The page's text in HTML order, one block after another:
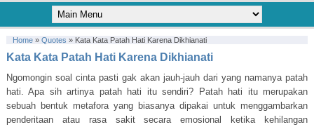
Home» Quotes » Kata Kata Patah Hati Karena Dikhianati
Kata Kata Patah Hati Karena Dikhianati
Ngomongin soal cinta pasti gak akan jauh-jauh dari yang namanya patah
hati. Apa sih artinya patah hati itu sendiri? Patah hati itu merupakan
sebuah bentuk metafora yang biasanya dipakai untuk menggambarkan
penderitaan atau rasa sakit secara emosional ketika kehilangan